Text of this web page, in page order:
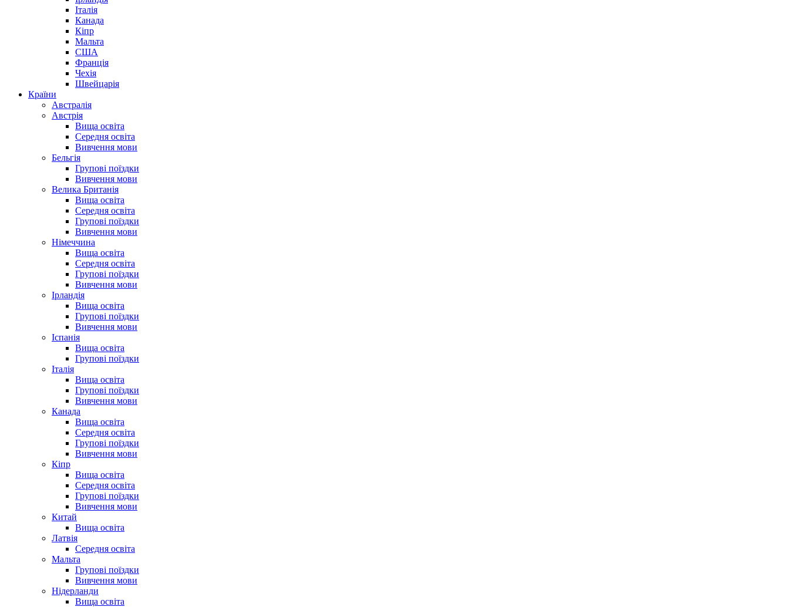
Італія
Канада
Кіпр
Мальта
США
Франція
Чехія
Швейцарія
Країни
Австралія
Австрія
Вища освіта
Середня освіта
Вивчення мови
Бельгія
Групові поїздки
Вивчення мови
Велика Британія
Вища освіта
Середня освіта
Групові поїздки
Вивчення мови
Німеччина
Вища освіта
Середня освіта
Групові поїздки
Вивчення мови
Ірландія
Вища освіта
Групові поїздки
Вивчення мови
Іспанія
Вища освіта
Групові поїздки
Італія
Вища освіта
Групові поїздки
Вивчення мови
Канада
Вища освіта
Середня освіта
Групові поїздки
Вивчення мови
Кіпр
Вища освіта
Середня освіта
Групові поїздки
Вивчення мови
Китай
Вища освіта
Латвія
Середня освіта
Мальта
Групові поїздки
Вивчення мови
Нідерланди
Вища освіта